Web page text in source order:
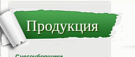
Продукция